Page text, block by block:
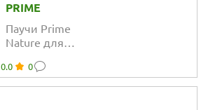
PRIME
Паучи Prime
Nature для
куриным филе в
желе
0.0 0